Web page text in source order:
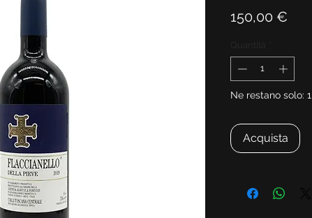
150,00 €
Ne restano solo: 1
Acquista